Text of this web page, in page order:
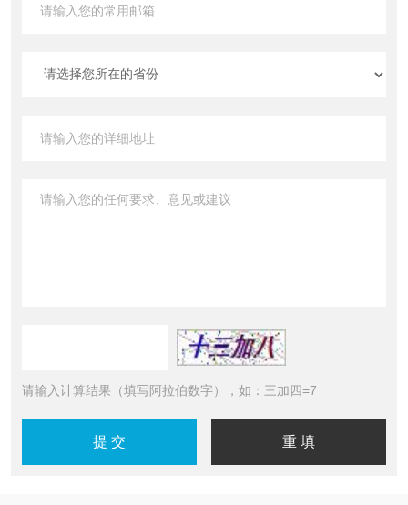
请输入计算结果（填写阿拉伯数字），如：三加四=7